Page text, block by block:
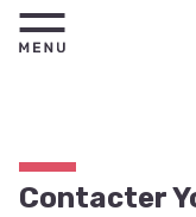
Contacter